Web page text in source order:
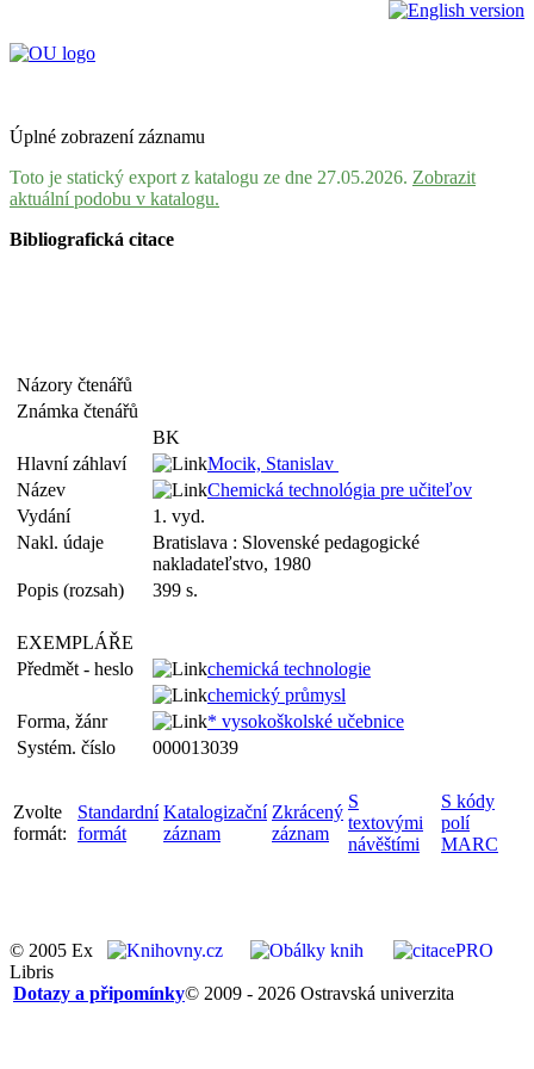
Úplné zobrazení záznamu
Toto je statický export z katalogu ze dne 27.05.2026. Zobrazit
aktuální podobu v katalogu.
Bibliografická citace
Názory čtenářů
Známka čtenářů
BK
Hlavní záhlaví
Mocik, Stanislav
Název
Chemická technológia pre učiteľov
Vydání
1. vyd.
Nakl. údaje
Bratislava : Slovenské pedagogické
nakladateľstvo, 1980
Popis (rozsah)
399 s.
EXEMPLÁŘE
Předmět - heslo
chemická technologie
chemický průmysl
Forma, žánr
* vysokoškolské učebnice
Systém. číslo
000013039
Zvolte
formát:
Standardní
formát
Katalogizační
záznam
Zkrácený
záznam
S
textovými
návěštími
S kódy
polí
MARC
© 2005 Ex
Libris
© 2009 - 2026 Ostravská univerzita
Dotazy a připomínky